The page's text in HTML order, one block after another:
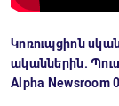
Կոռուպցիոն
ականներին.
Alpha Newsroom